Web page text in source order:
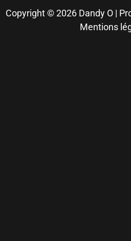
Copyright © 2026 Dandy O |
Mentions